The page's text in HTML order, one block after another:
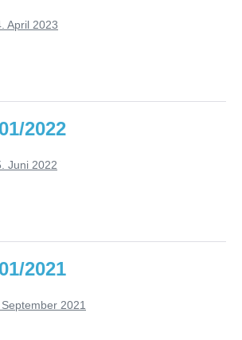
April 2023
2022
Juni 2022
2021
2021